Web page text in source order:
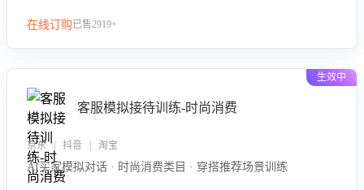
在线订购已售2919+
生效中
客服模拟接待训练-时尚消费
京东 | 抖音 | 淘宝
AI买家模拟对话 · 时尚消费类目 · 穿搭推荐场景训练